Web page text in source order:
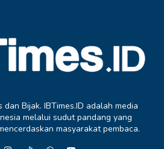
dan Bijak. IBTimes.ID adalah media
melalui sudut pandang yang
masyarakat pembaca.